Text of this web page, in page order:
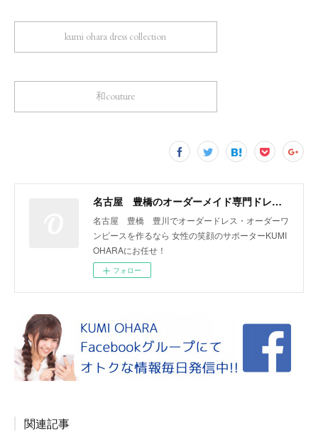
kumi ohara dress collection
和couture
名古屋 豊橋のオーダーメイド専門ドレスデザイナー KUMI OHARA
名古屋 豊橋 豊川でオーダードレス・オーダーワ
ンピースを作るなら 女性の笑顔のサポーターKUMI
OHARAにお任せ！
フォロー
関連記事